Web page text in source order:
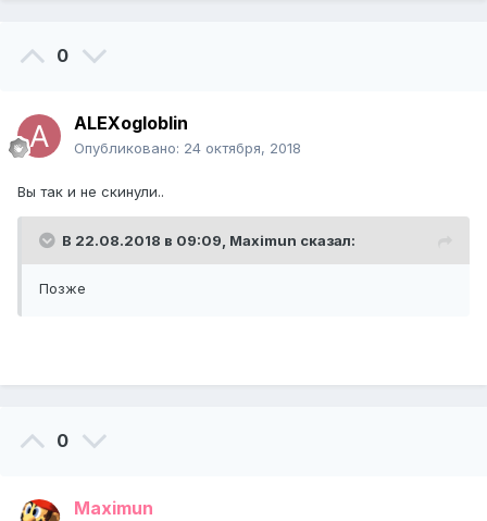
0
ALEXogloblin
Опубликовано: 24 октября, 2018
Вы так и не скинули..
В 22.08.2018 в 09:09, Maximun сказал:
Позже
0
Maximun